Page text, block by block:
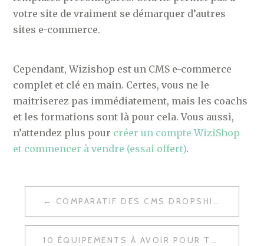
votre site de vraiment se démarquer d’autres
sites e-commerce.
Cependant, Wizishop est un CMS e-commerce
complet et clé en main. Certes, vous ne le
maitriserez pas immédiatement, mais les coachs
et les formations sont là pour cela. Vous aussi,
n’attendez plus pour créer un compte WiziShop
et commencer à vendre (essai offert).
NAVIGATION
DE
L’ARTICLE
COMPARATIF DES CMS DROPSHIPPING : SHOPIFY VS WORDPRESS VS DROPIZI
10 ÉQUIPEMENTS À AVOIR POUR TRAVAILLER PLUS EFFICACEMENT